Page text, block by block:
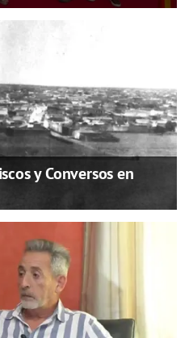
y Conversos en